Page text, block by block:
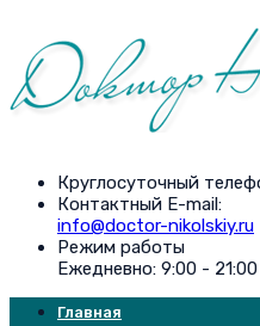
Круглосуточный
Контактный E-mail:
info@doctor-nikolskiy.ru
Режим работы
Ежедневно: 9:00 - 21:00
Главная